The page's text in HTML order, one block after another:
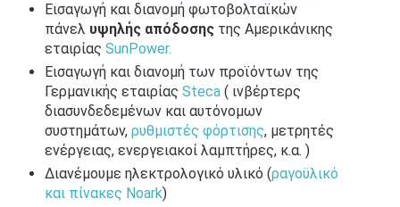
Εισαγωγή και διανομή φωτοβολταϊκών
πάνελ υψηλής απόδοσης της Αμερικάνικης
εταιρίας SunPower.
Εισαγωγή και διανομή των προϊόντων της
Γερμανικής εταιρίας Steca ( ινβέρτερς
διασυνδεδεμένων και αυτόνομων
συστημάτων, ρυθμιστές φόρτισης, μετρητές
ενέργειας, ενεργειακοί λαμπτήρες, κ.α. )
Διανέμουμε ηλεκτρολογικό υλικό (ραγοϋλικό
και πίνακες Noark)